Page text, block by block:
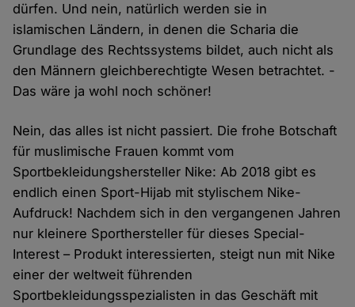
dürfen. Und nein, natürlich werden sie in
islamischen Ländern, in denen die Scharia die
Grundlage des Rechtssystems bildet, auch nicht als
den Männern gleichberechtigte Wesen betrachtet. -
Das wäre ja wohl noch schöner!
Nein, das alles ist nicht passiert. Die frohe Botschaft
für muslimische Frauen kommt vom
Sportbekleidungshersteller Nike: Ab 2018 gibt es
endlich einen Sport-Hijab mit stylischem Nike-
Aufdruck! Nachdem sich in den vergangenen Jahren
nur kleinere Sporthersteller für dieses Special-
Interest – Produkt interessierten, steigt nun mit Nike
einer der weltweit führenden
Sportbekleidungsspezialisten in das Geschäft mit